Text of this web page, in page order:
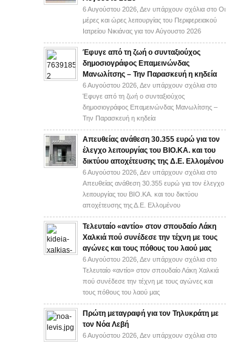
6 Αυγούστου 2026, Δεν υπάρχουν σχόλια στο Οι
μέρες και ώρες λειτουργίας του Περιφερειακού
Ιατρείου Νικιάνας για τον Αύγουστο 2026
Έφυγε από τη ζωή ο συνταξιούχος
δημοσιογράφος Επαμεινώνδας
Μανωλίτσης – Την Παρασκευή η κηδεία
6 Αυγούστου 2026, Δεν υπάρχουν σχόλια στο
Έφυγε από τη ζωή ο συνταξιούχος
δημοσιογράφος Επαμεινώνδας Μανωλίτσης –
Την Παρασκευή η κηδεία
Απευθείας ανάθεση 30.355 ευρώ για τον
έλεγχο λειτουργίας του ΒΙΟ.ΚΑ. και του
δικτύου αποχέτευσης της Δ.Ε. Ελλομένου
6 Αυγούστου 2026, Δεν υπάρχουν σχόλια στο
Απευθείας ανάθεση 30.355 ευρώ για τον έλεγχο
λειτουργίας του ΒΙΟ.ΚΑ. και του δικτύου
αποχέτευσης της Δ.Ε. Ελλομένου
Τελευταίο «αντίο» στον σπουδαίο Λάκη
Χαλκιά πού συνέδεσε την τέχνη με τους
αγώνες και τους πόθους του λαού μας
6 Αυγούστου 2026, Δεν υπάρχουν σχόλια στο
Τελευταίο «αντίο» στον σπουδαίο Λάκη Χαλκιά
πού συνέδεσε την τέχνη με τους αγώνες και
τους πόθους του λαού μας
Πρώτη μεταγραφή για τον Τηλυκράτη με
τον Νόα Λεβή
6 Αυγούστου 2026, Δεν υπάρχουν σχόλια στο